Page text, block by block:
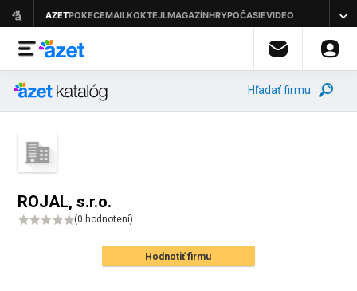
Hľadať firmu
ROJAL, s.r.o.
(0 hodnotení)
Hodnotiť firmu